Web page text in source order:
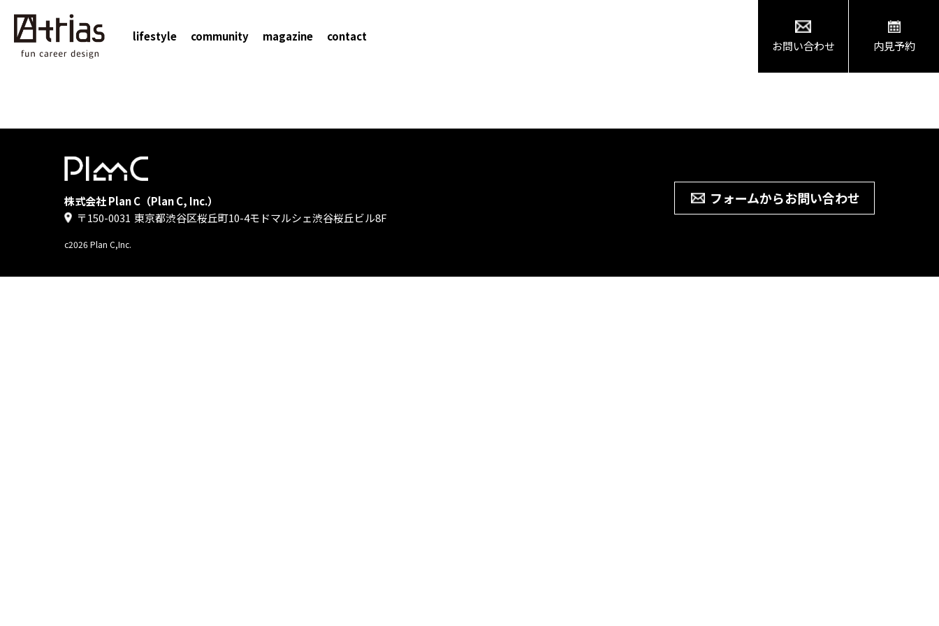
lifestyle community magazine contact
お問い合わせ 内見予約
株式会社 Plan C（Plan C, Inc.）
〒150-0031 東京都渋谷区桜丘町10-4モドマルシェ渋谷桜丘ビル8F
フォームからお問い合わせ
c2026 Plan C,Inc.